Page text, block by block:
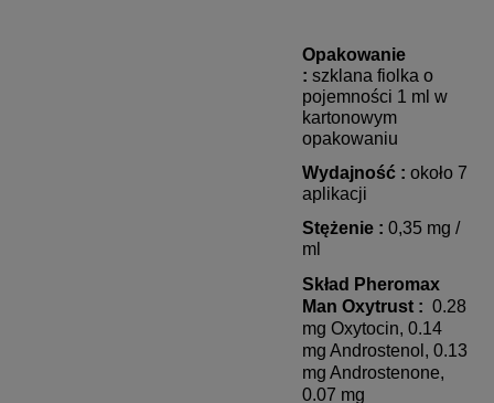
Opakowanie
: szklana fiolka o
pojemności 1 ml w
kartonowym
opakowaniu
Wydajność : około 7
aplikacji
Stężenie : 0,35 mg /
ml
Skład Pheromax
Man Oxytrust : 0.28
mg Oxytocin, 0.14
mg Androstenol, 0.13
mg Androstenone,
0.07 mg